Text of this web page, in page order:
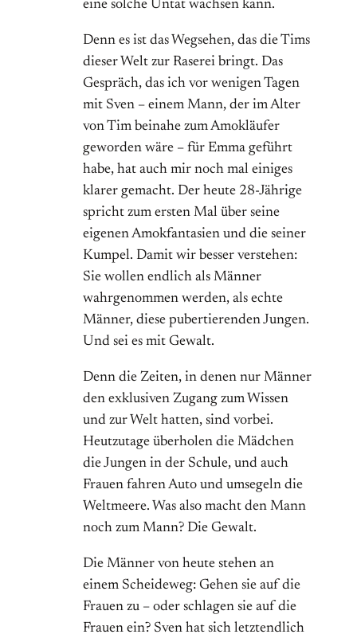
eine solche Untat wachsen kann.
Denn es ist das Wegsehen, das die Tims
dieser Welt zur Raserei bringt. Das
Gespräch, das ich vor wenigen Tagen
mit Sven – einem Mann, der im Alter
von Tim beinahe zum Amokläufer
geworden wäre – für Emma geführt
habe, hat auch mir noch mal einiges
klarer gemacht. Der heute 28-Jährige
spricht zum ersten Mal über seine
eigenen Amokfantasien und die seiner
Kumpel. Damit wir besser verstehen:
Sie wollen endlich als Männer
wahrgenommen werden, als echte
Männer, diese pubertierenden Jungen.
Und sei es mit Gewalt.
Denn die Zeiten, in denen nur Männer
den exklusiven Zugang zum Wissen
und zur Welt hatten, sind vorbei.
Heutzutage überholen die Mädchen
die Jungen in der Schule, und auch
Frauen fahren Auto und umsegeln die
Weltmeere. Was also macht den Mann
noch zum Mann? Die Gewalt.
Die Männer von heute stehen an
einem Scheideweg: Gehen sie auf die
Frauen zu – oder schlagen sie auf die
Frauen ein? Sven hat sich letztendlich